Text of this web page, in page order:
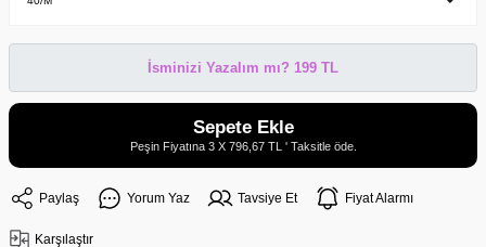
İsminizi Yazalım mı? 199 TL
Sepete Ekle
Peşin Fiyatına 3 X 796,67 TL ' Taksitle öde.
Paylaş Yorum Yaz Tavsiye Et Fiyat Alarmı
Karşılaştır